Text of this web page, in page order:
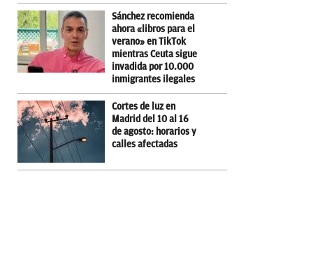
Sánchez recomienda
ahora «libros para el
verano» en TikTok
mientras Ceuta sigue
invadida por 10.000
inmigrantes ilegales
Cortes de luz en
Madrid del 10 al 16
de agosto: horarios y
calles afectadas